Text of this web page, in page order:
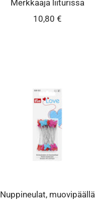
Merkkaaja liiturissa
Alennushinta
10,80 €
Nuppineulat, muovipäällä